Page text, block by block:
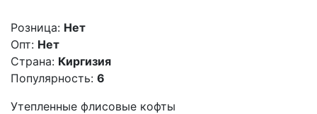
Розница: Нет
Опт: Нет
Страна: Киргизия
Популярность: 6
Утепленные флисовые кофты